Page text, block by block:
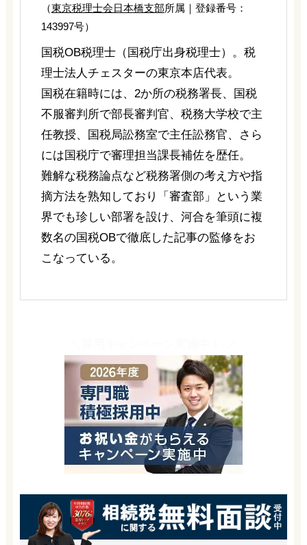
（東京税理士会日本橋支部所属｜登録番号：
143997号）
国税OB税理士（国税庁出身税理士）。税
理士法人チェスターの東京本店代表。
国税在籍時には、2か所の税務署長、国税
不服審判所で部長審判官、税務大学校で主
任教授、国税局訟務室で主任訟務官、さら
には国税庁で審理担当課長補佐を歴任。
難解な税務論点など税務署側の考え方や指
摘方法を熟知しており「審査部」という業
界でも珍しい部署を設け、河合を筆頭に複
数名の国税OBで徹底した記事の監修をお
こなっている。